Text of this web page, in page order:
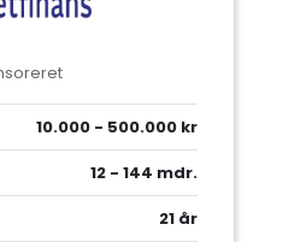
10.000 - 500.000 kr
12 - 144 mdr.
21 år